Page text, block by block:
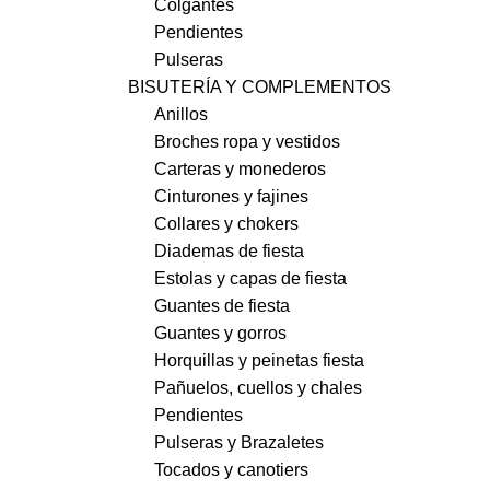
Colgantes
Pendientes
Pulseras
BISUTERÍA Y COMPLEMENTOS
Anillos
Broches ropa y vestidos
Carteras y monederos
Cinturones y fajines
Collares y chokers
Diademas de fiesta
Estolas y capas de fiesta
Guantes de fiesta
Guantes y gorros
Horquillas y peinetas fiesta
Pañuelos, cuellos y chales
Pendientes
Pulseras y Brazaletes
Tocados y canotiers